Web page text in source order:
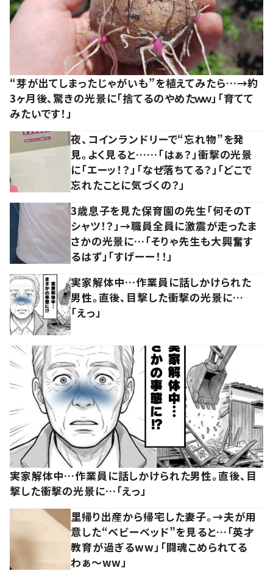
“芽が出てしまったじゃがいも”を植えてみたら…→約
3ヶ月後、驚きの光景に「捨てるのやめたｗｗ」「育てて
みたいです！」
夜、コインランドリーで“忘れ物”を発
見。よく見ると……「はぁ？」衝撃の光景
に「エーッ！？」「なぜ落ちてる？」「どこで
忘れたことに気づくの？」
3歳息子を見た保育園の先生「何そのT
シャツ！？」→職員全員に激震が走ったま
さかの光景に…「そりゃ先生も大興奮す
るはず」「すげーー！！」
実家解体中…作業員に話しかけられた
男性。直後、目撃した衝撃の光景に…
「えっ」
実家解体中…作業員に話しかけられた男性。直後、目
撃した衝撃の光景に…「えっ」
里帰り出産から帰宅した妻子。→夫が用
意した“ベビーベッド”を見ると…「英才
教育が過ぎるww」「闘魂こめられてる
わぁ～ww」